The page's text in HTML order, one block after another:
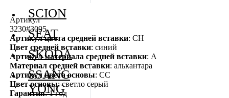
Артикул
3230#3095
Артикул цвета средней вставки: СН
Цвет средней вставки: синий
Артикул материала средней вставки: А
Материал средней вставки: алькантара
Артикул цвета основы: СС
Цвет основы: светло серый
Гарантия: 1 год
SCION
SEAT
SKODA
SSANG
YONG